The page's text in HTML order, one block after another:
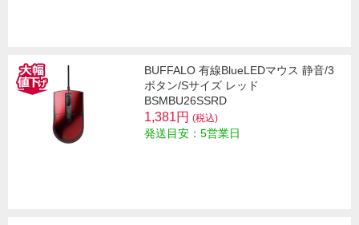
BUFFALO 有線BlueLEDマウス 静音/3
ボタン/Sサイズ レッド
BSMBU26SSRD
1,381円 (税込)
発送目安：5営業日